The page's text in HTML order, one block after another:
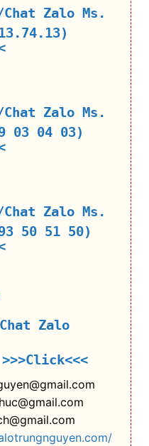
Chat Zalo Ms.
Chat Zalo Ms.
03 04 03)
Chat Zalo Ms.
50 51 50)
Zalo
>>>Click<<<